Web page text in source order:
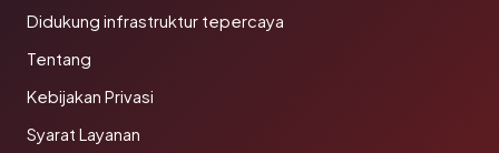
Didukung infrastruktur tepercaya
Tentang
Kebijakan Privasi
Syarat Layanan